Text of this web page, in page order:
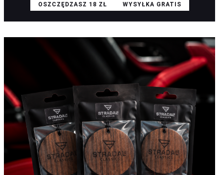
OSZCZĘDZASZ 18 ZŁ WYSYŁKA GRATIS